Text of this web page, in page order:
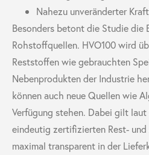
Nahezu unveränderter
Besonders betont die Studie die
Rohstoffquellen. HVO100 wird
Reststoffen wie gebrauchten
Nebenprodukten der Industrie
können auch neue Quellen wie
Verfügung stehen. Dabei gilt laut
eindeutig zertifizierten Rest-
maximal transparent in der